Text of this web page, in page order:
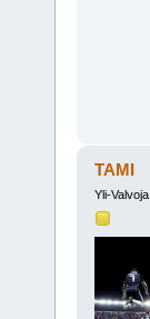
TAMI
Yli-Valvoja